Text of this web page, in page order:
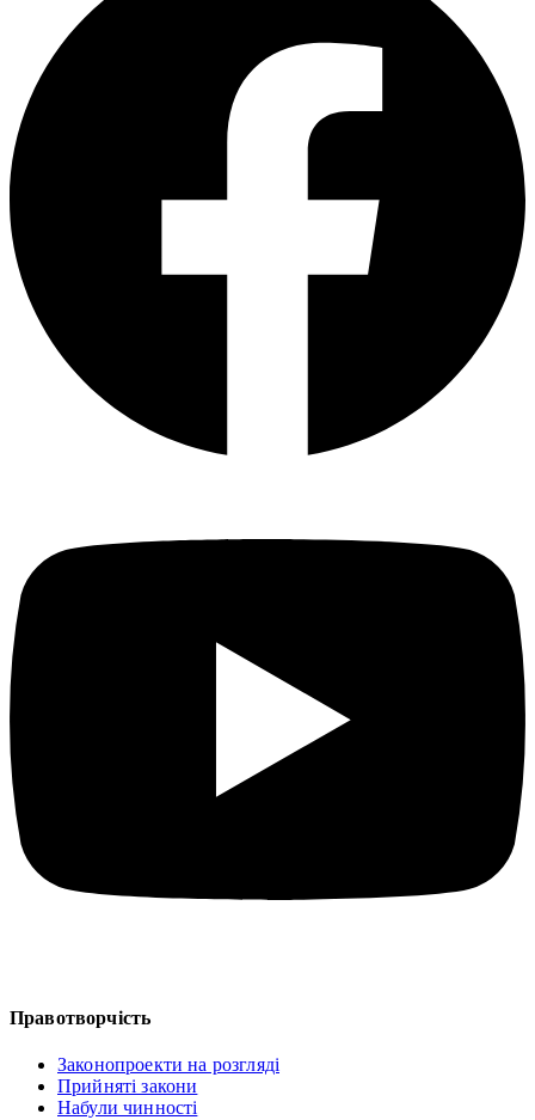
Правотворчість
Законопроекти на розгляді
Прийняті закони
Набули чинності